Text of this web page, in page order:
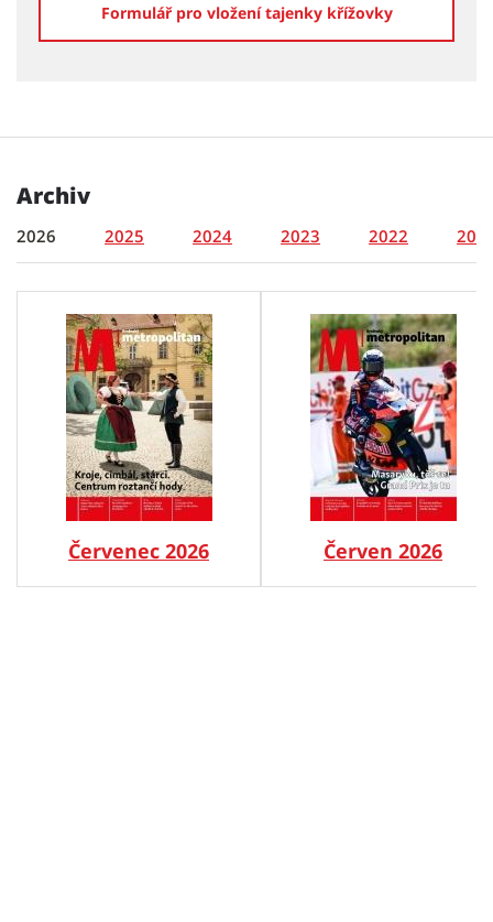
Formulář pro vložení tajenky křížovky
Archiv
2026 2025 2024 2023 2022
Červenec 2026 Červen 2026